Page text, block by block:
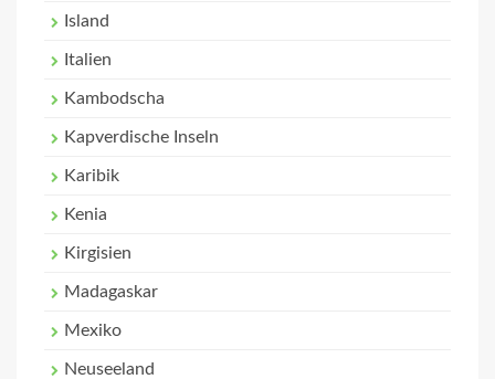
Island
Italien
Kambodscha
Kapverdische Inseln
Karibik
Kenia
Kirgisien
Madagaskar
Mexiko
Neuseeland